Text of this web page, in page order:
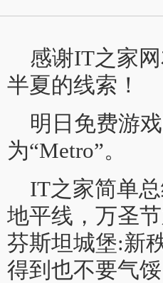
感谢IT之家
半夏的线索！
明日免费游
为“Metro”。
IT之家简单
地平线，万圣
芬斯坦城堡:新
得到也不要气